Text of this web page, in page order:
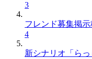
3
フレンド募集掲
4
新シナリオ「ら